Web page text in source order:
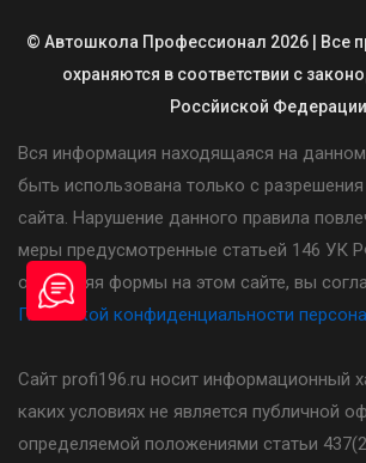
© Автошкола Профессионал 2026 | Все
охраняются в соответствии с
Россйиской Федерации
Вся информация находящаяся на
быть использована только с
сайта. Нарушение данного правила
меры предусмотренные статьей 146 УК
отправляя формы на этом сайте, вы
Политикой конфиденциальности
Сайт profi196.ru носит информационный
каких условиях не является публичной
определяемой положениями статьи